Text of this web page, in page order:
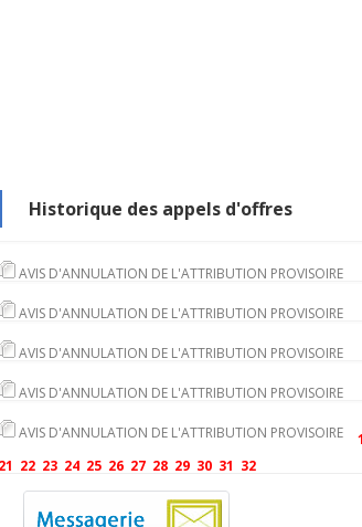
Historique des appels d'offres
AVIS D'ANNULATION DE L'ATTRIBUTION PROVISOIRE
AVIS D'ANNULATION DE L'ATTRIBUTION PROVISOIRE
AVIS D'ANNULATION DE L'ATTRIBUTION PROVISOIRE
AVIS D'ANNULATION DE L'ATTRIBUTION PROVISOIRE
AVIS D'ANNULATION DE L'ATTRIBUTION PROVISOIRE 1
21 22 23 24 25 26 27 28 29 30 31 32